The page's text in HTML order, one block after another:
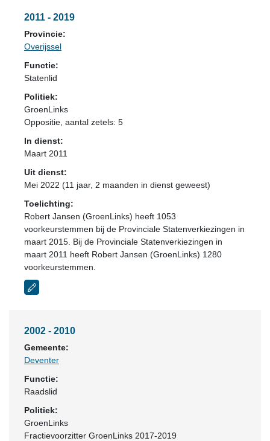
2011 - 2019
Provincie:
Overijssel
Functie:
Statenlid
Politiek:
GroenLinks
Oppositie , aantal zetels: 5
In dienst:
Maart 2011
Uit dienst:
Mei 2022 (11 jaar, 2 maanden in dienst geweest)
Toelichting:
Robert Jansen (GroenLinks) heeft 1053
voorkeurstemmen bij de Provinciale Statenverkiezingen in
maart 2015. Bij de Provinciale Statenverkiezingen in
maart 2011 heeft Robert Jansen (GroenLinks) 1280
voorkeurstemmen.
2002 - 2010
Gemeente:
Deventer
Functie:
Raadslid
Politiek:
GroenLinks
Fractievoorzitter GroenLinks 2017-2019